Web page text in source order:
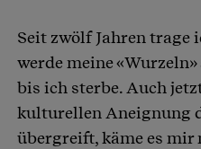
Seit zwölf Jahren trage
werde meine
bis ich sterbe. Auch
kulturellen Aneignung
übergreift, käme es mir